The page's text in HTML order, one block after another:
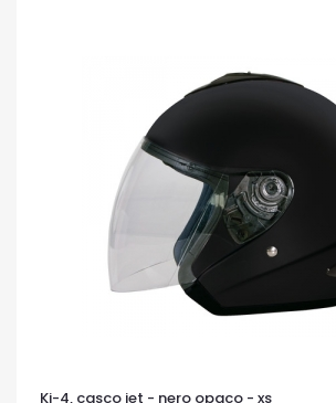
Kj-4, casco jet - nero opaco - xs